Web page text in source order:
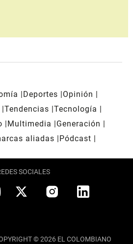
Deportes
Opinión
Tendencias Tecnología
Multimedia
Generación
aliadas
Pódcast
SOCIALES
© 2026 EL COLOMBIANO